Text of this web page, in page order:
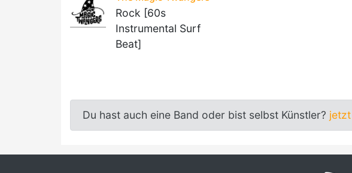
Rock [60s
Instrumental Surf
Beat]
Du hast auch eine Band oder bist selbst Künstler?